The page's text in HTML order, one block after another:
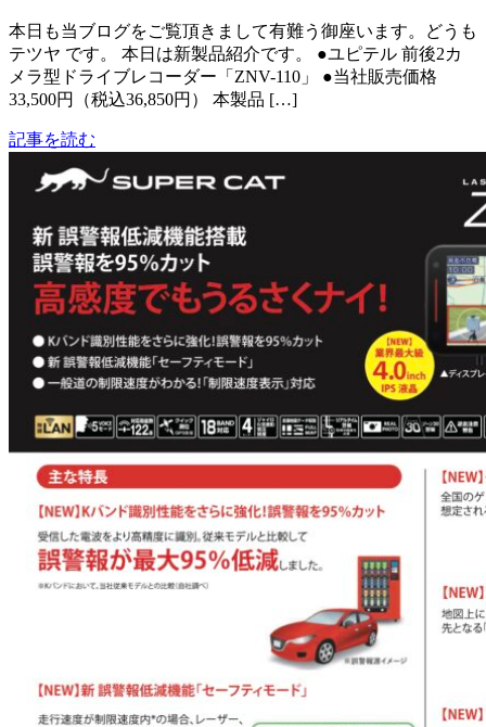
本日も当ブログをご覧頂きまして有難う御座います。どうも
テツヤ です。 本日は新製品紹介です。 ●ユピテル 前後2カ
メラ型ドライブレコーダー「ZNV-110」 ●当社販売価格
33,500円（税込36,850円） 本製品 […]
記事を読む